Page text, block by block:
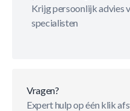
Krijg persoonlijk advies
specialisten
Vragen?
Expert hulp op één klik